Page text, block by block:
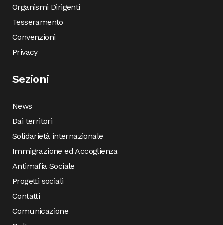
Organismi Dirigenti
Tesseramento
Convenzioni
Privacy
Sezioni
News
Dai territori
Solidarietà internazionale
Immigrazione ed Accoglienza
Antimafia Sociale
Progetti sociali
Contatti
Comunicazione